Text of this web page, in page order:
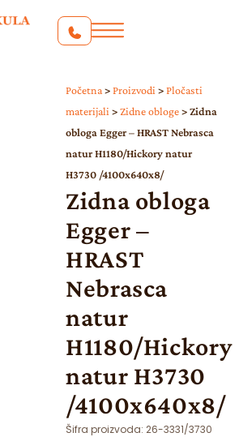
Početna > Proizvodi > Pločasti
materijali > Zidne obloge > Zidna
obloga Egger – HRAST Nebrasca
natur H1180/Hickory natur
H3730 /4100x640x8/
Zidna obloga
Egger –
HRAST
Nebrasca
natur
H1180/Hickory
natur H3730
/4100x640x8/
Šifra proizvoda: 26-3331/3730